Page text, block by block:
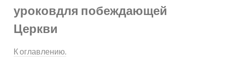
уроковдля побеждающей
Церкви
К оглавлению.